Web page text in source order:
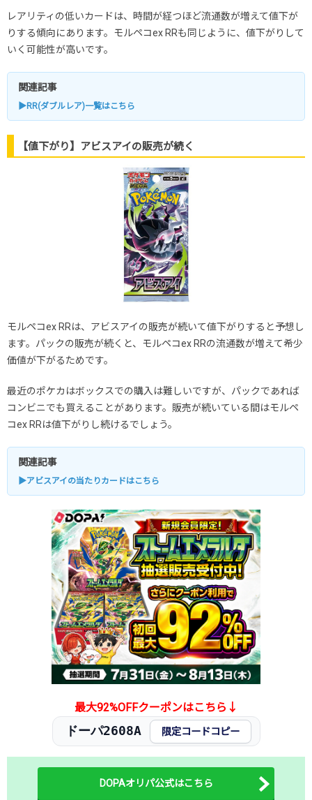
レアリティの低いカードは、時間が経つほど流通数が増えて値下が
りする傾向にあります。モルペコex RRも同じように、値下がりして
いく可能性が高いです。
関連記事
▶RR(ダブルレア)一覧はこちら
【値下がり】アビスアイの販売が続く
モルペコex RRは、アビスアイの販売が続いて値下がりすると予想し
ます。パックの販売が続くと、モルペコex RRの流通数が増えて希少
価値が下がるためです。
最近のポケカはボックスでの購入は難しいですが、パックであれば
コンビニでも買えることがあります。販売が続いている間はモルペ
コex RRは値下がりし続けるでしょう。
関連記事
▶アビスアイの当たりカードはこちら
最大92%OFFクーポンはこちら↓
ドーパ2608A 限定コードコピー
DOPAオリパ公式はこちら